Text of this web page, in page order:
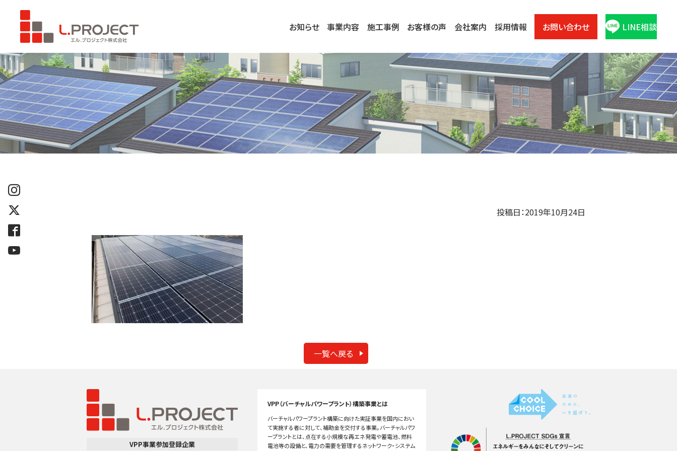
お知らせ 事業内容 施工事例 お客様の声 会社案内 採用情報 お問い合わせ LINE相談
投稿日：2019年10月24日
一覧へ戻る
VPP事業参加登録企業
VPP（バーチャルパワープラント）構築事業とは
バーチャルパワープラント構築に向けた実証事業を国内におい
て実施する者に対して、補助金を交付する事業。バーチャルパワ
ープラントとは、点在する小規模な再エネ発電や蓄電池、燃料
電池等の設備と、電力の需要を管理するネットワーク・システム